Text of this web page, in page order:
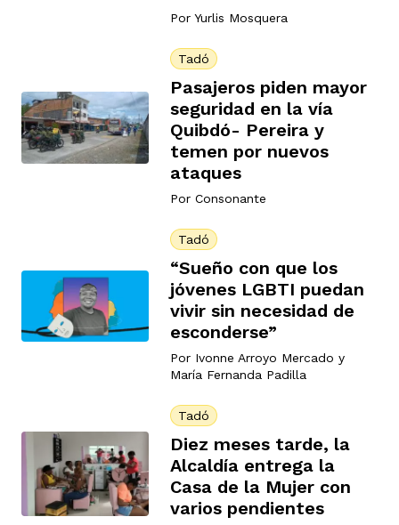
Por Yurlis Mosquera
Tadó
Pasajeros piden mayor
seguridad en la vía
Quibdó- Pereira y
temen por nuevos
ataques
Por Consonante
Tadó
“Sueño con que los
jóvenes LGBTI puedan
vivir sin necesidad de
esconderse”
Por Ivonne Arroyo Mercado y
María Fernanda Padilla
Tadó
Diez meses tarde, la
Alcaldía entrega la
Casa de la Mujer con
varios pendientes